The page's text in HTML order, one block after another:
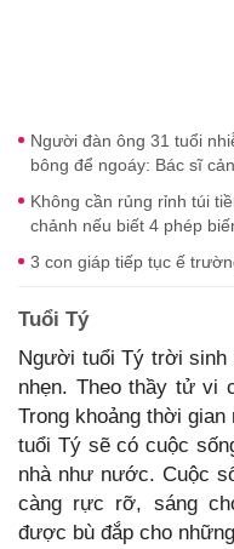
Người đàn ông 31 tuổi
bông để ngoáy: Bác sĩ
Không cần rủng rỉnh túi
chảnh nếu biết 4 phép
3 con giáp tiếp tục ế
Tuổi Tý
Người tuổi Tý trời sinh
nhẹn. Theo thầy tử vi
Trong khoảng thời
tuổi Tý sẽ có cuộc
nhà như nước. Cuộc
càng rực rỡ, sáng
được bù đắp cho